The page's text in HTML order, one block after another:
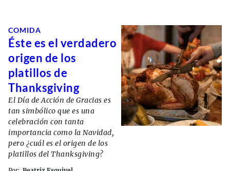
COMIDA
Éste es el verdadero
origen de los
platillos de
Thanksgiving
El Día de Acción de Gracias es
tan simbólico que es una
celebración con tanta
importancia como la Navidad,
pero ¿cuál es el origen de los
platillos del Thanksgiving?